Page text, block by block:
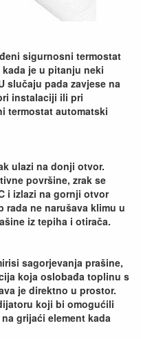
sigurnosni termostat
je u pitanju neki
slučaju pada zavjese na
instalaciji ili pri
termostat automatski
ulazi na donji otvor.
površine, zrak se
i izlazi na gornji otvor
rada ne narušava klimu u
iz tepiha i otirača.
sagorjevanja prašine,
koja oslobađa toplinu s
je direktno u prostor.
koji bi omogućili
grijaći element kada